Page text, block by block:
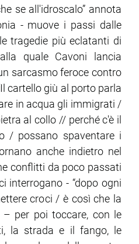
se all'idroscalo” annota
- muove i passi dalle
tragedie più eclatanti di
quale Cavoni lancia
sarcasmo feroce contro
cartello giù al porto parla
in acqua gli immigrati /
al collo // perché c'è il
/ possano spaventare i
anche indietro nel
conflitti da poco passati
interrogano - “dopo ogni
croci / è così che la
– per poi toccare, con le
la strada e il fango, le